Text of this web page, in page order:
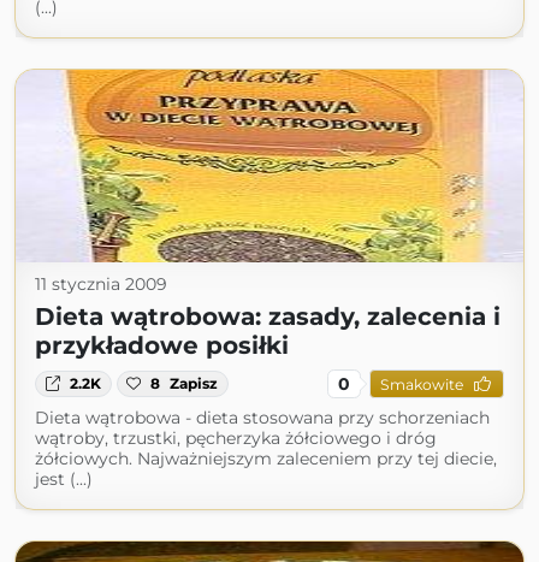
(...)
11 stycznia 2009
Dieta wątrobowa: zasady, zalecenia i
przykładowe posiłki
2.2K 8 Zapisz 0 Smakowite
Dieta wątrobowa - dieta stosowana przy schorzeniach
wątroby, trzustki, pęcherzyka żółciowego i dróg
żółciowych. Najważniejszym zaleceniem przy tej diecie,
jest (...)